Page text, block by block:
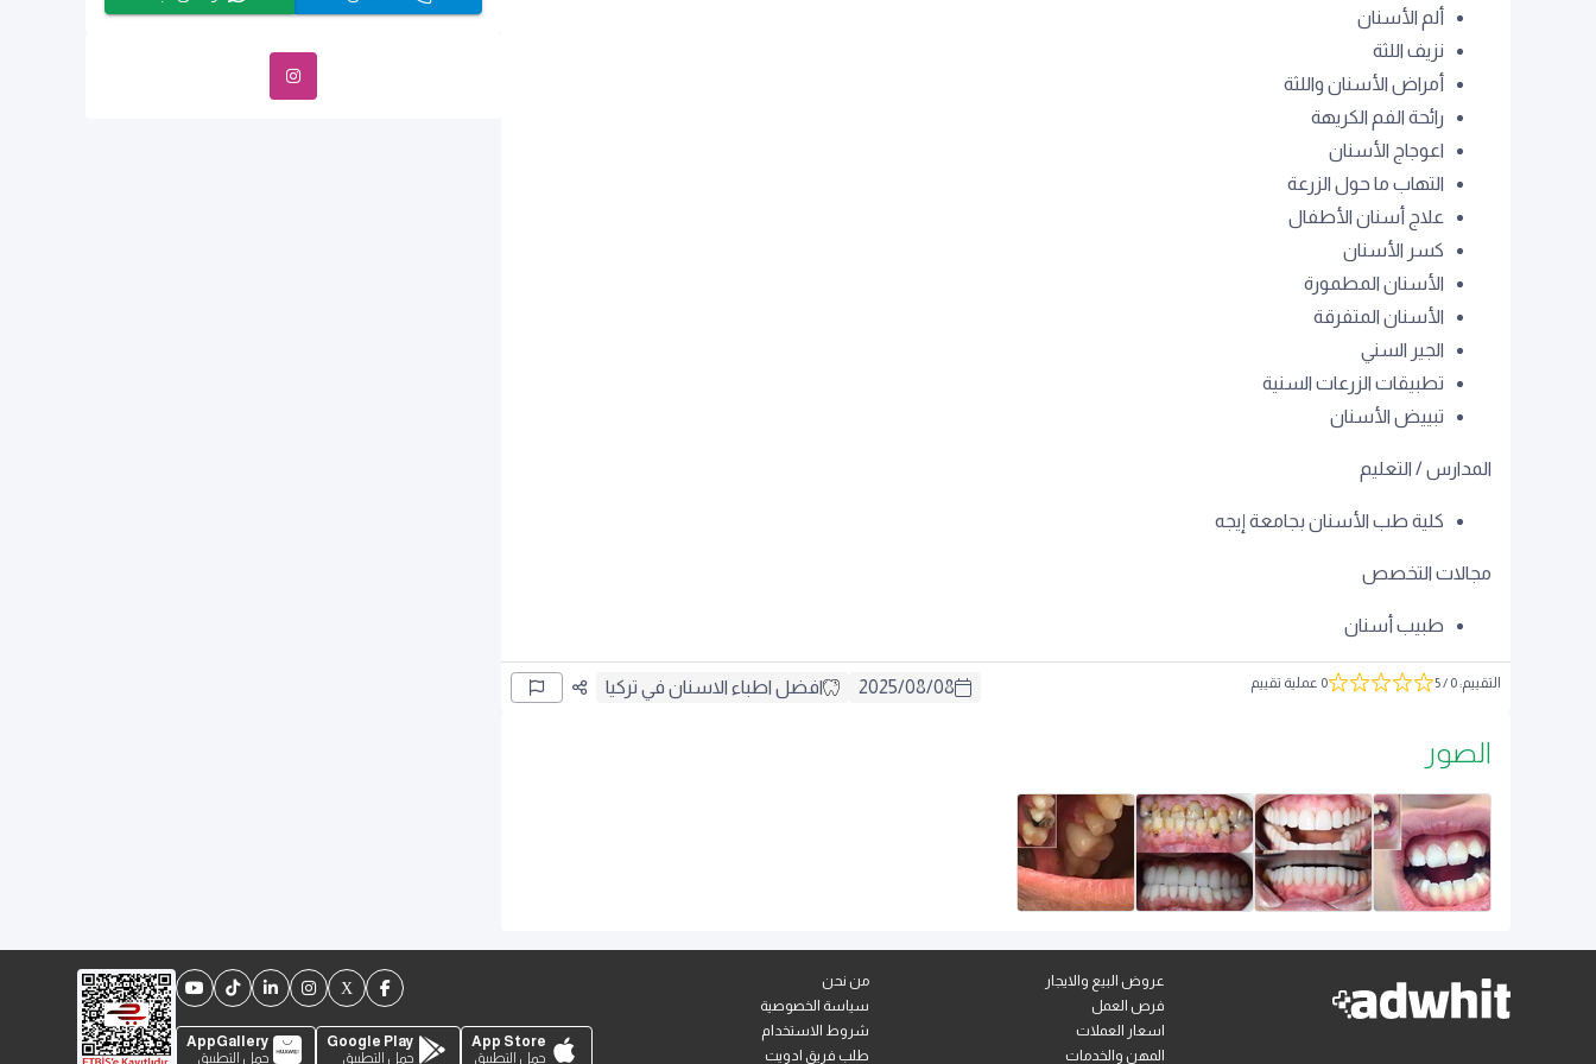
ألم الأسنان
نزيف اللثة
أمراض الأسنان واللثة
رائحة الفم الكريهة
اعوجاج الأسنان
التهاب ما حول الزرعة
علاج أسنان الأطفال
كسر الأسنان
الأسنان المطمورة
الأسنان المتفرقة
الجير السني
تطبيقات الزرعات السنية
تبييض الأسنان
المدارس / التعليم
كلية طب الأسنان بجامعة إيجه
مجالات التخصص
طبيب أسنان
التقييم:
0
/ 5 0 عملية تقييم 2025/08/08 افضل اطباء الاسنان في تركيا
الصور
عروض البيع والايجار
فرص العمل
اسعار العملات
المهن والخدمات
من نحن
سياسة الخصوصية
شروط الاستخدام
طلب فريق ادويت
App Store
حمل التطبيق
Google Play
حمل التطبيق
AppGallery
حمل التطبيق